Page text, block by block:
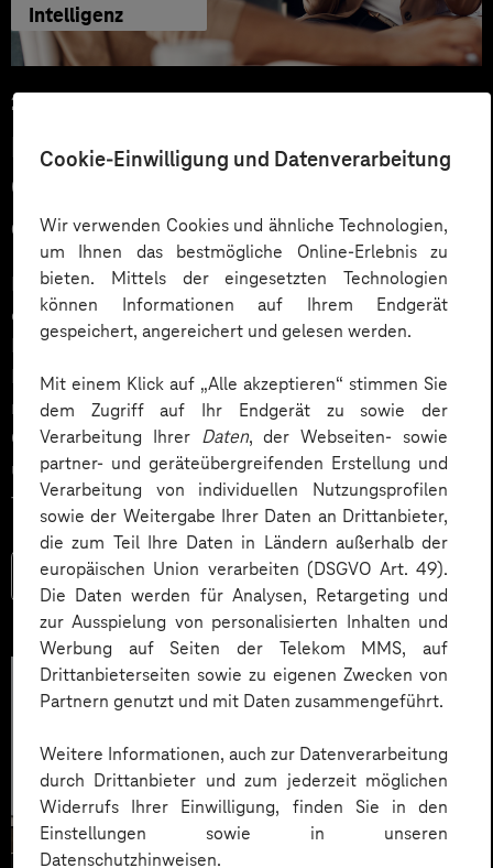
Cookie-Einwilligung und Datenverarbeitung
Wir verwenden Cookies und ähnliche Technologien,
um Ihnen das bestmögliche Online-Erlebnis zu
bieten. Mittels der eingesetzten Technologien
können Informationen auf Ihrem Endgerät
gespeichert, angereichert und gelesen werden.
Mit einem Klick auf „Alle akzeptieren“ stimmen Sie
dem Zugriff auf Ihr Endgerät zu sowie der
Verarbeitung Ihrer Daten, der Webseiten- sowie
partner- und geräteübergreifenden Erstellung und
Verarbeitung von individuellen Nutzungsprofilen
sowie der Weitergabe Ihrer Daten an Drittanbieter,
die zum Teil Ihre Daten in Ländern außerhalb der
europäischen Union verarbeiten (DSGVO Art. 49).
Die Daten werden für Analysen, Retargeting und
zur Ausspielung von personalisierten Inhalten und
Werbung auf Seiten der Telekom MMS, auf
Drittanbieterseiten sowie zu eigenen Zwecken von
Partnern genutzt und mit Daten zusammengeführt.
Weitere Informationen, auch zur Datenverarbeitung
durch Drittanbieter und zum jederzeit möglichen
Widerrufs Ihrer Einwilligung, finden Sie in den
Einstellungen sowie in unseren
Datenschutzhinweisen.
Intelligenz
29.06.2026
KI‑Agenten im HR: Konkrete Use
Cases, KPIs und Governance
entlang der Employee Journey
KI‑Agenten im HR sind mehr als Chatbots: Sie
orchestrieren Prozesse entlang der gesamten
Employee Journey und schaffen messbaren Business
Impact. Der Beitrag zeigt konkrete Use Cases,
relevante KPIs für den Mittelstand sowie
Governance‑Leitplanken zu EU AI Act und DSGVO –
und liefert ein praxisnahes Priorisierungsframework
für HR‑Entscheider*innen.
Mehr lesen